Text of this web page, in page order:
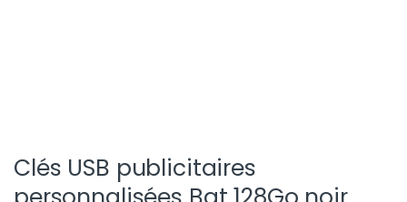
Clés USB publicitaires